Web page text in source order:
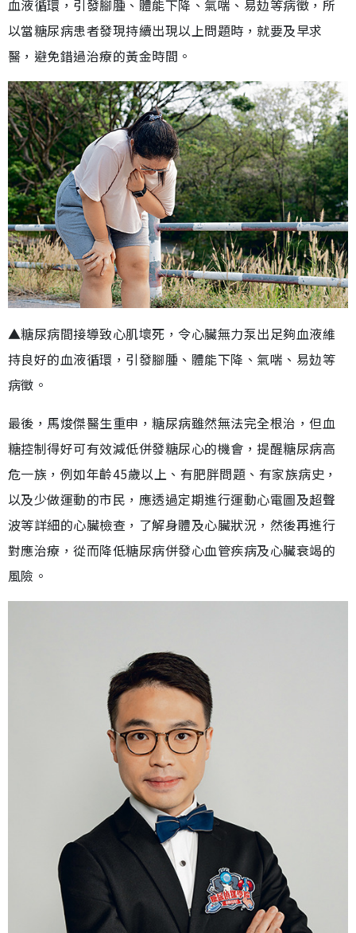
血液循環，引發腳腫、體能下降、氣喘、易攰等病徵，所
以當糖尿病患者發現持續出現以上問題時，就要及早求
醫，避免錯過治療的黃金時間。
▲糖尿病間接導致心肌壞死，令心臟無力泵出足夠血液維
持良好的血液循環，引發腳腫、體能下降、氣喘、易攰等
病徵。
最後，馬焌傑醫生重申，糖尿病雖然無法完全根治，但血
糖控制得好可有效減低併發糖尿心的機會，提醒糖尿病高
危一族，例如年齡45歲以上、有肥胖問題、有家族病史，
以及少做運動的市民，應透過定期進行運動心電圖及超聲
波等詳細的心臟檢查，了解身體及心臟狀況，然後再進行
對應治療，從而降低糖尿病併發心血管疾病及心臟衰竭的
風險。